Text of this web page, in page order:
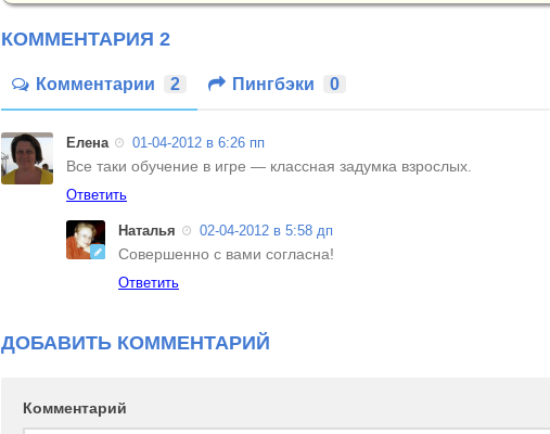
КОММЕНТАРИЯ 2
Комментарии 2 Пингбэки 0
Елена 01-04-2012 в 6:26 пп
Все таки обучение в игре — классная задумка взрослых.
Ответить
Наталья 02-04-2012 в 5:58 дп
Совершенно с вами согласна!
Ответить
ДОБАВИТЬ КОММЕНТАРИЙ
Комментарий